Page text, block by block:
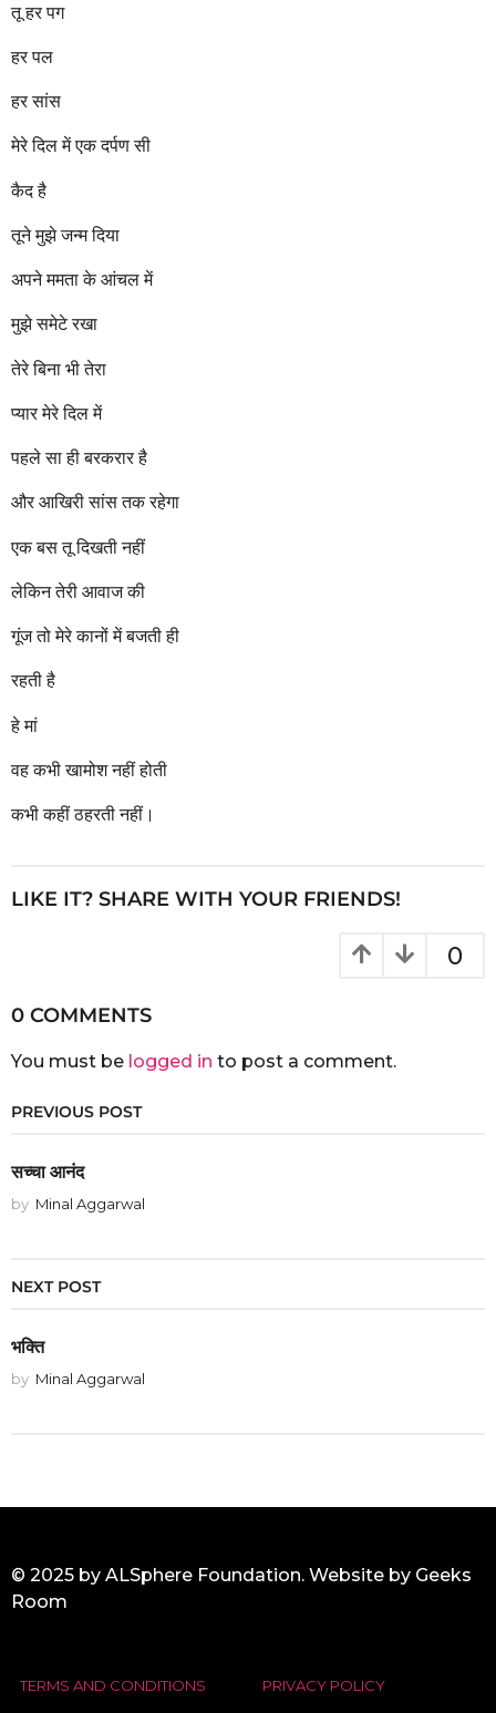
तू हर पग
हर पल
हर सांस
मेरे दिल में एक दर्पण सी
कैद है
तूने मुझे जन्म दिया
अपने ममता के आंचल में
मुझे समेटे रखा
तेरे बिना भी तेरा
प्यार मेरे दिल में
पहले सा ही बरकरार है
और आखिरी सांस तक रहेगा
एक बस तू दिखती नहीं
लेकिन तेरी आवाज की
गूंज तो मेरे कानों में बजती ही
रहती है
हे मां
वह कभी खामोश नहीं होती
कभी कहीं ठहरती नहीं।
LIKE IT? SHARE WITH YOUR FRIENDS!
0
0 COMMENTS
You must be logged in to post a comment.
PREVIOUS POST
सच्चा आनंद
by Minal Aggarwal
NEXT POST
भक्ति
by Minal Aggarwal
© 2025 by ALSphere Foundation. Website by Geeks
Room
TERMS AND CONDITIONS PRIVACY POLICY